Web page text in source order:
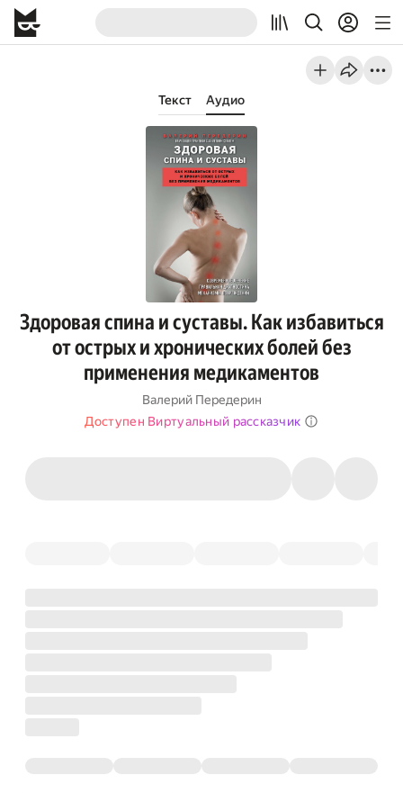
Текст Аудио
Здоровая спина и суставы. Как избавиться
от острых и хронических болей без
применения медикаментов
Валерий Передерин
Доступен Виртуальный рассказчик